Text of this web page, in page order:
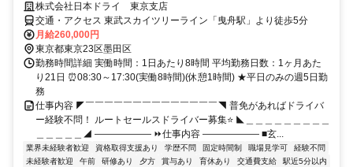
株式会社日本ドライ 東京支店
交通・アクセス 東武スカイツリーライン「曳舟駅」より徒歩5分
月給260,000円
東京都東京23区墨田区
勤務時間詳細 実働時間：1日あたり8時間 平均勤務日数：1ヶ月あた
り21日 ⏰08:30～17:30(実働8時間)(休憩1時間) ★平日のみの週5日勤
務
仕事内容 ◤￣￣￣￣￣￣￣￣￣￣￣￣￣￣◥ 普免があればドライバ
ー経験不問！ ルートセールスドライバー募集⭐ ◣＿＿＿＿＿＿＿＿＿
＿＿＿＿＿◢ ―――――― ⏩仕事内容 ―――――― ■玄...
業界未経験者歓迎 資格取得支援あり 学歴不問 固定時間制 職場見学可
経験不問
未経験者歓迎
午前 研修あり 夕方 賞与あり 育休あり 交通費支給
駅近5分以内